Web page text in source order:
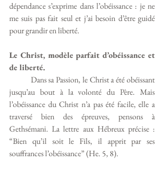
dépendance s’exprime dans l’obéissance : je ne
me suis pas fait seul et j’ai besoin d’être guidé
pour grandir en liberté.
Le Christ, modèle parfait d’obéissance et
de liberté.
jusqu’au bout à la volonté du Père. Mais
l’obéissance du Christ n’a pas été facile, elle a
traversé bien des épreuves, pensons à
Gethsémani. La lettre aux Hébreux précise :
“Bien qu’il soit le Fils, il apprit par ses
souffrances l’obéissance” (He. 5, 8).